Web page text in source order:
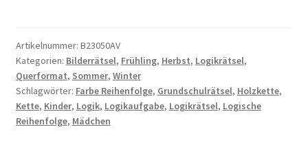
Farben
Reihenfolge
Menge
Artikelnummer: B23050AV
Kategorien: Bilderrätsel, Frühling, Herbst, Logikrätsel,
Querformat, Sommer, Winter
Schlagwörter: Farbe Reihenfolge, Grundschulrätsel, Holzkette,
Kette, Kinder, Logik, Logikaufgabe, Logikrätsel, Logische
Reihenfolge, Mädchen